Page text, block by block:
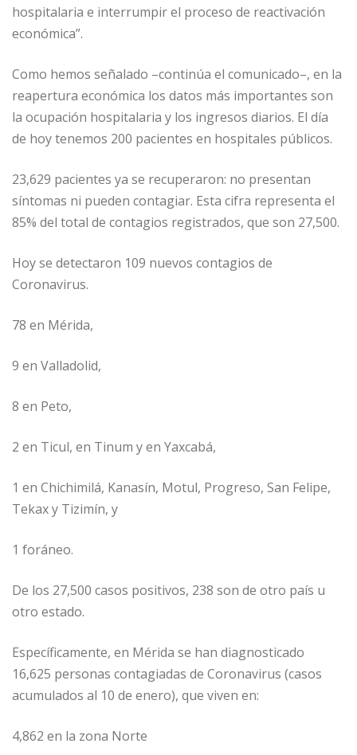
hospitalaria e interrumpir el proceso de reactivación
económica”.
Como hemos señalado –continúa el comunicado–, en la
reapertura económica los datos más importantes son
la ocupación hospitalaria y los ingresos diarios. El día
de hoy tenemos 200 pacientes en hospitales públicos.
23,629 pacientes ya se recuperaron: no presentan
síntomas ni pueden contagiar. Esta cifra representa el
85% del total de contagios registrados, que son 27,500.
Hoy se detectaron 109 nuevos contagios de
Coronavirus.
78 en Mérida,
9 en Valladolid,
8 en Peto,
2 en Ticul, en Tinum y en Yaxcabá,
1 en Chichimilá, Kanasín, Motul, Progreso, San Felipe,
Tekax y Tizimín, y
1 foráneo.
De los 27,500 casos positivos, 238 son de otro país u
otro estado.
Específicamente, en Mérida se han diagnosticado
16,625 personas contagiadas de Coronavirus (casos
acumulados al 10 de enero), que viven en:
4,862 en la zona Norte